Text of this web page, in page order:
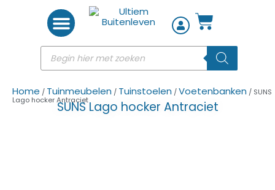
Home / Tuinmeubelen / Tuinstoelen /Voetenbanken / SUNS
Lago hocker AntracietSUNS Lago hocker Antraciet